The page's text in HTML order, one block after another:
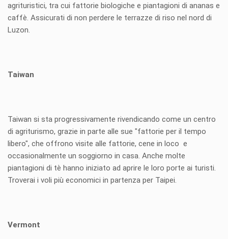
agrituristici, tra cui fattorie biologiche e piantagioni di ananas e
caffè. Assicurati di non perdere le terrazze di riso nel nord di
Luzon.
Taiwan
Taiwan si sta progressivamente rivendicando come un centro
di agriturismo, grazie in parte alle sue "fattorie per il tempo
libero", che offrono visite alle fattorie, cene in loco e
occasionalmente un soggiorno in casa. Anche molte
piantagioni di tè hanno iniziato ad aprire le loro porte ai turisti.
Troverai i voli più economici in partenza per Taipei.
Vermont